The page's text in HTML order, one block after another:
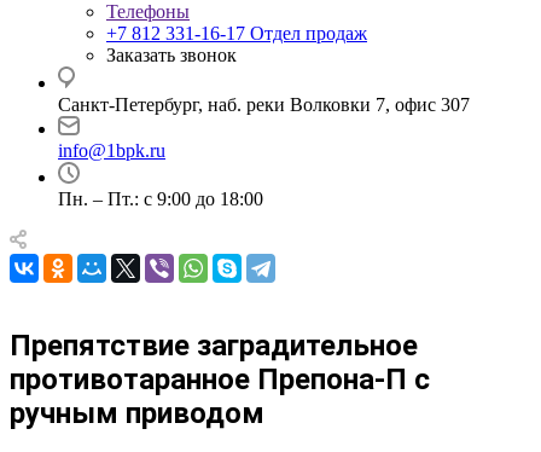
Телефоны
+7 812 331-16-17 Отдел продаж
Заказать звонок
Санкт-Петербург, наб. реки Волковки 7, офис 307
info@1bpk.ru
Пн. – Пт.: с 9:00 до 18:00
Препятствие заградительное
противотаранное Препона-П с
ручным приводом